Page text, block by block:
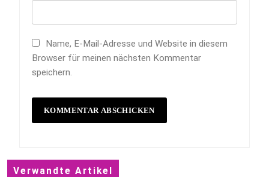
Name, E-Mail-Adresse und Website in diesem
Browser für meinen nächsten Kommentar
speichern.
Verwandte Artikel